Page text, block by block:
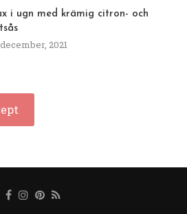
i ugn med krämig citron- och
2021